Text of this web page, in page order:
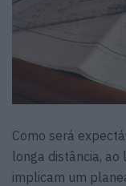
Como será
longa distância, ao
implicam um